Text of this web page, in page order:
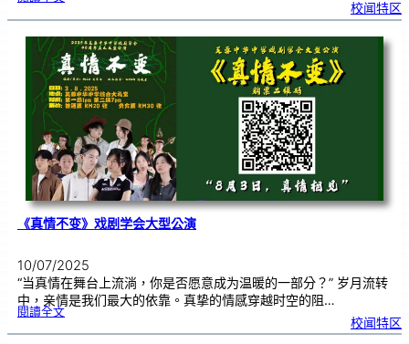
华
小
学
11
2
周
年
校
庆
三
大
庆
典
邀
各
界
共
赴
见
证
校闻特区
《真情不变》戏剧学会大型公演
10/07/2025
“当真情在舞台上流淌，你是否愿意成为温暖的一部分？” 岁月流转
中，亲情是我们最大的依靠。真挚的情感穿越时空的阻…
閱讀全文:《
不
校闻特区